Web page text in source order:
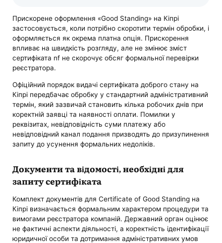
Прискорене оформлення «Good Standing» на Кіпрі
застосовується, коли потрібно скоротити термін обробки, і
оформляється як окрема платна опція. Прискорення
впливає на швидкість розгляду, але не змінює зміст
сертифіката nf не скорочує обсяг формальної перевірки
реєстратора.
Офіційний порядок видачі сертифіката доброго стану на
Кіпрі передбачає обробку у стандартний адміністративний
термін, який зазвичай становить кілька робочих днів при
коректній заявці та наявності оплати. Помилки у
реквізитах, невідповідність суми платежу або
невідповідний канал подання призводять до призупинення
запиту до усунення формальних недоліків.
Документи та відомості, необхідні для
запиту сертифіката
Комплект документів для Certificate of Good Standing на
Кіпрі визначається формальним характером процедури та
вимогами реєстратора компаній. Державний орган оцінює
не фактичні аспекти діяльності, а коректність ідентифікації
юридичної особи та дотримання адміністративних умов